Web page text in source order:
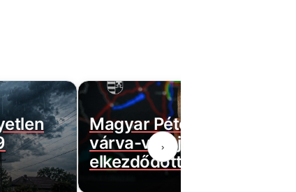
Magyar Péter bejelentette a
várva-várt jó hírt! Végre
elkezdődött…
›